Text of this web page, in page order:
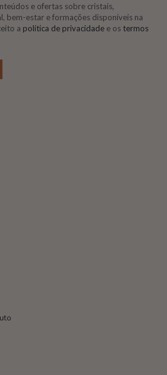
e ofertas sobre cristais,
bem-estar e formações disponíveis na
a política de privacidade e os termos